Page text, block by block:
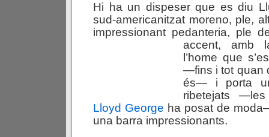
Hi ha un dispeser que es diu
sud-americanitzat moreno, ple,
impressionant pedanteria, ple
accent, amb
l’home que
—fins i tot quan
és— i porta
ribetejats
Lloyd George ha posat de
una barra impressionants.